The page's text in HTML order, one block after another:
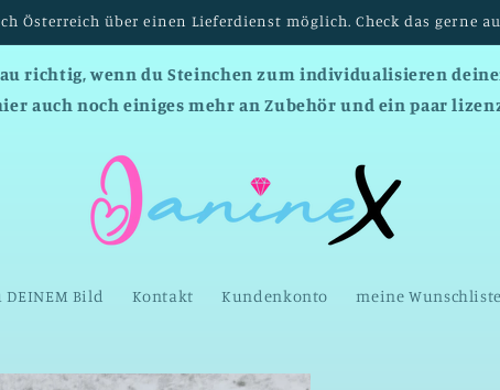
Versandkostenfrei ab einem Bestellwert von 150 EUR :-)
richtig, wenn du Steinchen zum individualisieren
auch noch einiges mehr an Zubehör und ein paar
Bild Kontakt Kundenkonto meine Wunschliste